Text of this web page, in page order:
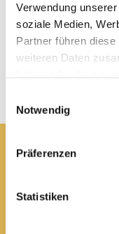
Verwendung
soziale Medien,
Partner führen
weiteren Daten
Notwendig
Präferenzen
Statistiken